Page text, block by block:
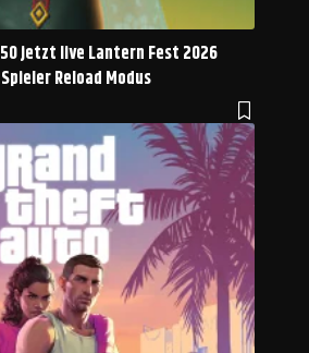
jetzt live Lantern Fest 2026
Reload Modus